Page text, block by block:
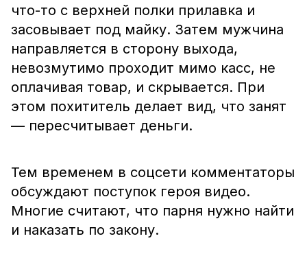
что-то с верхней полки прилавка и
засовывает под майку. Затем мужчина
направляется в сторону выхода,
невозмутимо проходит мимо касс, не
оплачивая товар, и скрывается. При
этом похититель делает вид, что занят
— пересчитывает деньги.
Тем временем в соцсети комментаторы
обсуждают поступок героя видео.
Многие считают, что парня нужно найти
и наказать по закону.